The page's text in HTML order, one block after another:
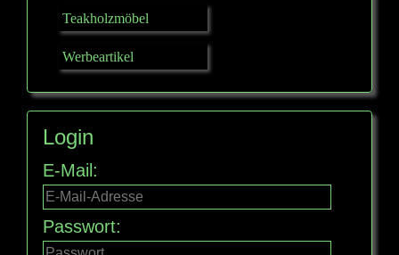
Teakholzmöbel
Werbeartikel
Login
E-Mail:
Passwort: